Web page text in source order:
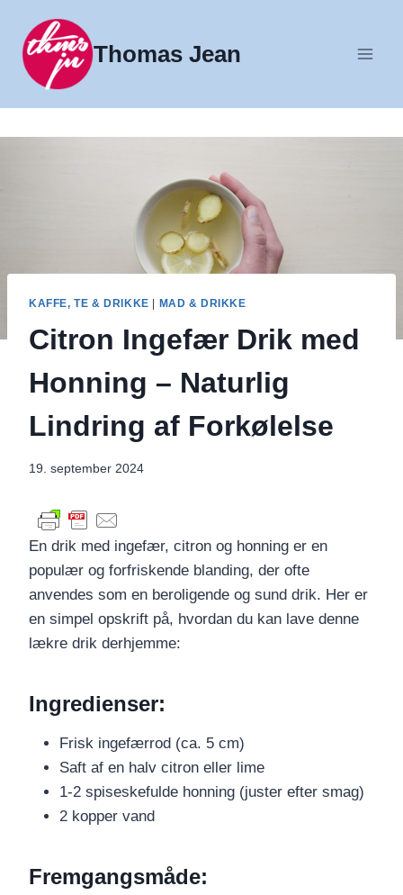
indhold
Thomas Jean
KAFFE, TE & DRIKKE MAD & DRIKKE
Citron Ingefær Drik med
Honning – Naturlig
Lindring af Forkølelse
19. september 2024
En drik med ingefær, citron og honning er en
populær og forfriskende blanding, der ofte
anvendes som en beroligende og sund drik. Her er
en simpel opskrift på, hvordan du kan lave denne
lækre drik derhjemme:
Ingredienser:
Frisk ingefærrod (ca. 5 cm)
Saft af en halv citron eller lime
1-2 spiseskefulde honning (juster efter smag)
2 kopper vand
Fremgangsmåde: